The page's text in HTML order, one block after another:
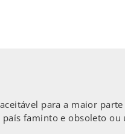
para a maior
faminto e obsoleto